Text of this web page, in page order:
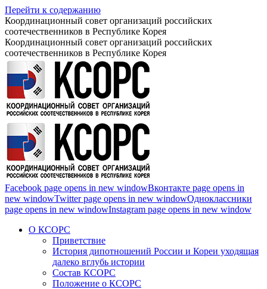
Перейти к содержанию
Координационный совет организаций российских
соотечественников в Республике Корея
Координационный совет организаций российских
соотечественников в Республике Корея
Facebook page opens in new windowВконтакте page opens in
new windowTwitter page opens in new windowОдноклассники
page opens in new windowInstagram page opens in new window
О КСОРС
Приветствие
История дипотношений России и Кореи уходящая
далеко вглубь истории
Состав КСОРС
Положение о КСОРС